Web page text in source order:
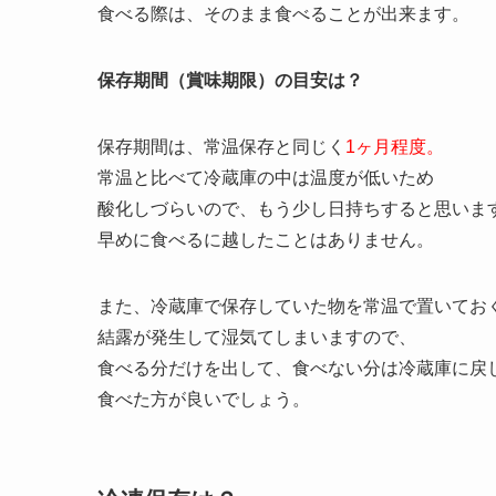
食べる際は、そのまま食べることが出来ます。
保存期間（賞味期限）の目安は？
保存期間は、常温保存と同じく 1ヶ月程度。
常温と比べて冷蔵庫の中は温度が低いため
酸化しづらいので、もう少し日持ちすると思いま
早めに食べるに越したことはありません。
また、冷蔵庫で保存していた物を常温で置いてお
結露が発生して湿気てしまいますので、
食べる分だけを出して、食べない分は冷蔵庫に戻
食べた方が良いでしょう。